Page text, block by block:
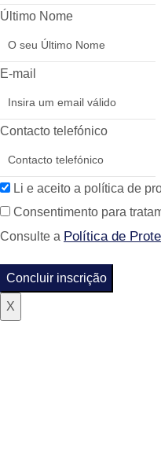
Último Nome
E-mail
Contacto telefónico
Li e aceito a política de
Consentimento para
Consulte a Política de
Concluir inscrição
X